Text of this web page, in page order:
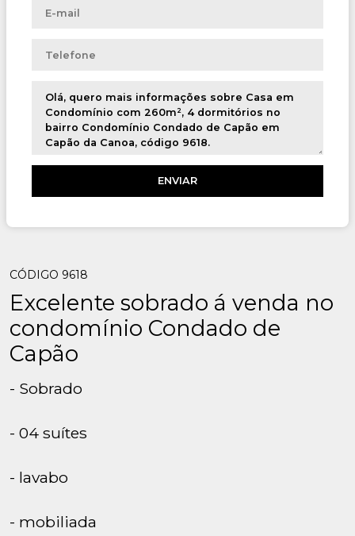
CÓDIGO 9618
Excelente sobrado á venda no
condomínio Condado de
Capão
- Sobrado
- 04 suítes
- lavabo
- mobiliada